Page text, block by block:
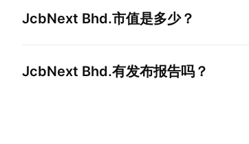
JcbNext Bhd.市值是多少？
JcbNext Bhd.有发布报告吗？